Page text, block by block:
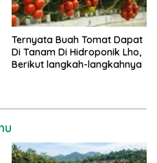
Ternyata Buah Tomat Dapat
Di Tanam Di Hidroponik Lho,
Berikut langkah-langkahnya